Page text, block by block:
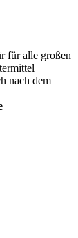
für alle großen
nach dem